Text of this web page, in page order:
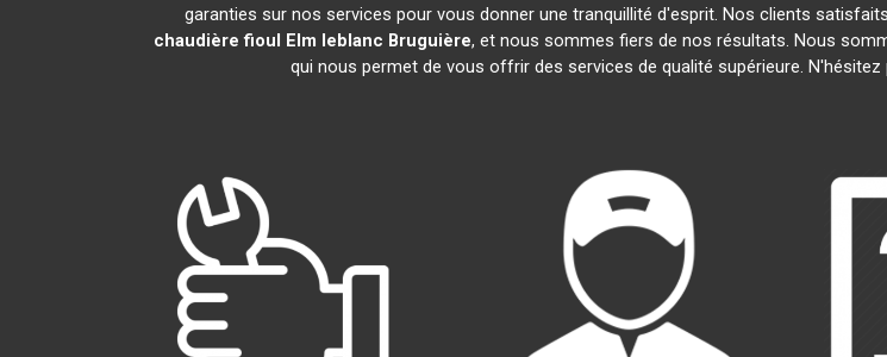
garanties sur nos services pour vous donner une tranquillité d'esprit. Nos clients
chaudière fioul Elm leblanc Bruguière, et nous sommes fiers de nos résultats. Nous
qui nous permet de vous offrir des services de qualité supérieure.